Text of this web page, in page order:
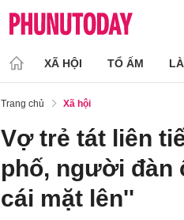
XÃ HỘI TỔ ẤM
Trang chủ Xã hội
Vợ trẻ tát liên
phố, người đàn
cái mặt lên''